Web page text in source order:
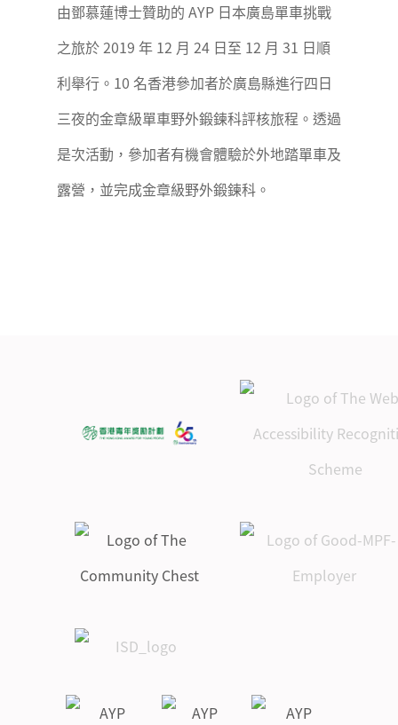
由鄧慕蓮博士贊助的 AYP 日本廣島單車挑戰
之旅於 2019 年 12 月 24 日至 12 月 31 日順
利舉行。10 名香港參加者於廣島縣進行四日
三夜的金章級單車野外鍛鍊科評核旅程。透過
是次活動，參加者有機會體驗於外地踏單車及
露營，並完成金章級野外鍛鍊科。